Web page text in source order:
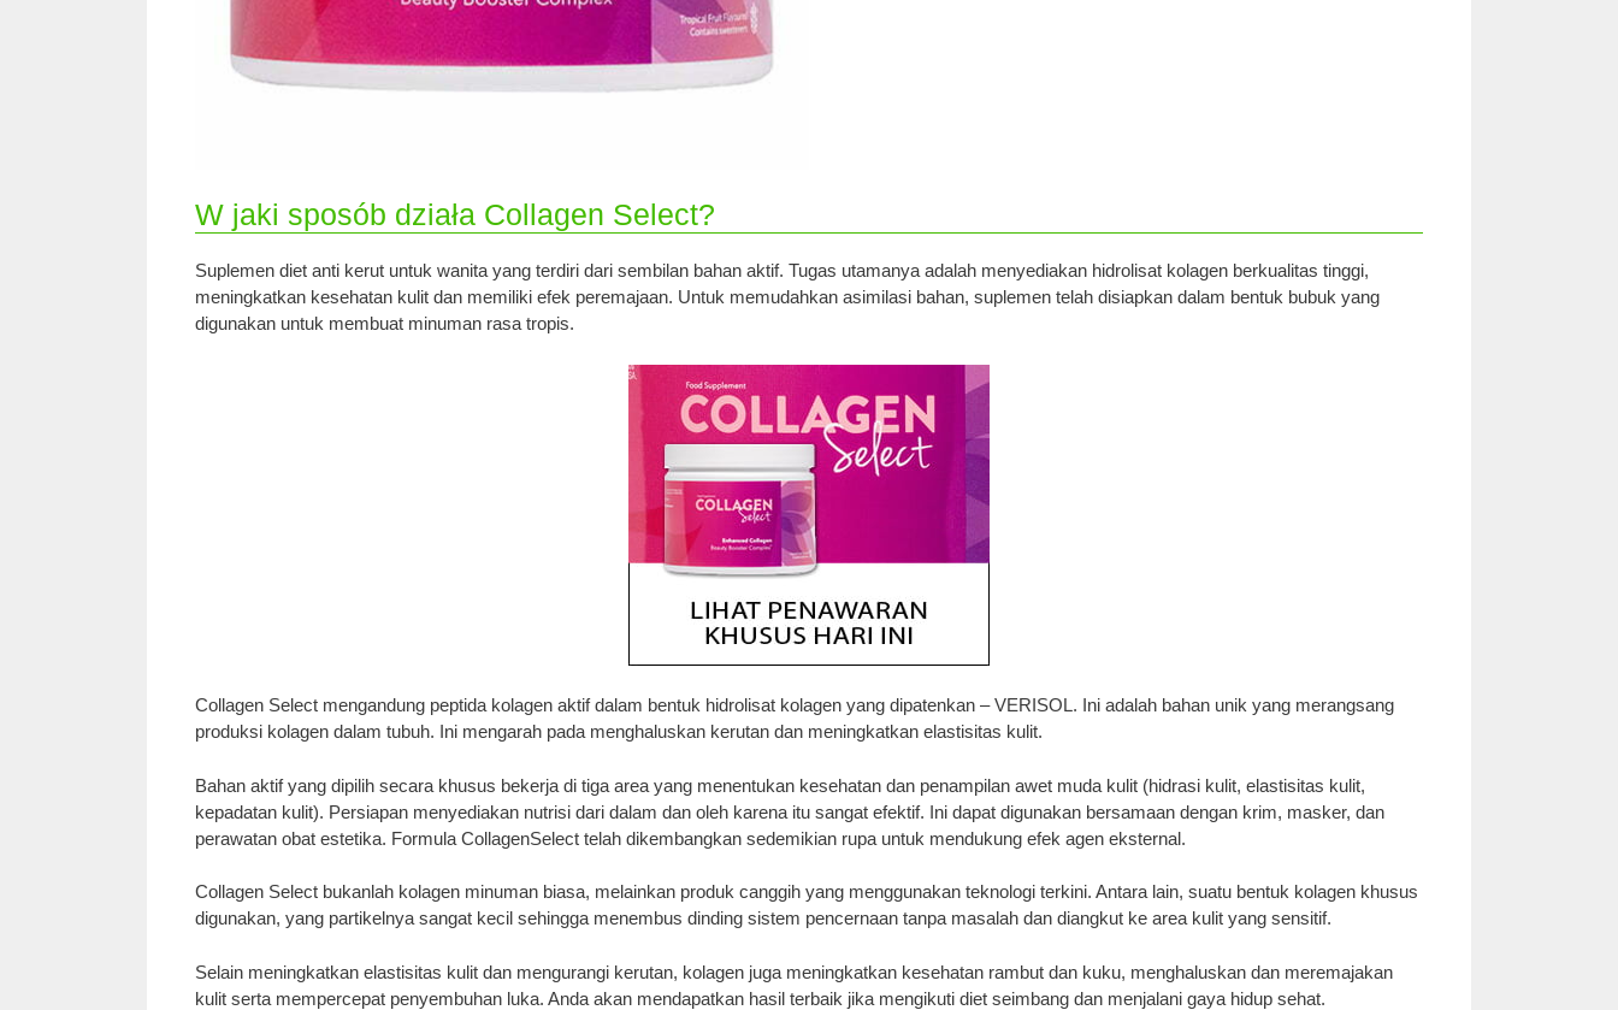
W jaki sposób działa Collagen Select?
Suplemen diet anti kerut untuk wanita yang terdiri dari sembilan bahan aktif. Tugas utamanya adalah menyediakan hidrolisat kolagen berkualitas tinggi,
meningkatkan kesehatan kulit dan memiliki efek peremajaan. Untuk memudahkan asimilasi bahan, suplemen telah disiapkan dalam bentuk bubuk yang
digunakan untuk membuat minuman rasa tropis.
Collagen Select mengandung peptida kolagen aktif dalam bentuk hidrolisat kolagen yang dipatenkan – VERISOL. Ini adalah bahan unik yang merangsang
produksi kolagen dalam tubuh. Ini mengarah pada menghaluskan kerutan dan meningkatkan elastisitas kulit.
Bahan aktif yang dipilih secara khusus bekerja di tiga area yang menentukan kesehatan dan penampilan awet muda kulit (hidrasi kulit, elastisitas kulit,
kepadatan kulit). Persiapan menyediakan nutrisi dari dalam dan oleh karena itu sangat efektif. Ini dapat digunakan bersamaan dengan krim, masker, dan
perawatan obat estetika. Formula CollagenSelect telah dikembangkan sedemikian rupa untuk mendukung efek agen eksternal.
Collagen Select bukanlah kolagen minuman biasa, melainkan produk canggih yang menggunakan teknologi terkini. Antara lain, suatu bentuk kolagen khusus
digunakan, yang partikelnya sangat kecil sehingga menembus dinding sistem pencernaan tanpa masalah dan diangkut ke area kulit yang sensitif.
Selain meningkatkan elastisitas kulit dan mengurangi kerutan, kolagen juga meningkatkan kesehatan rambut dan kuku, menghaluskan dan meremajakan
kulit serta mempercepat penyembuhan luka. Anda akan mendapatkan hasil terbaik jika mengikuti diet seimbang dan menjalani gaya hidup sehat.